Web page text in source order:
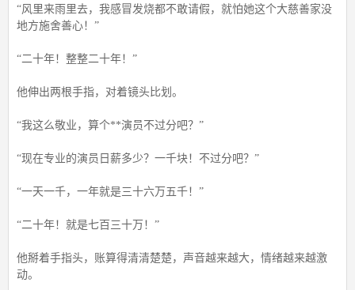
“风里来雨里去，我感冒发烧都不敢请假，就怕她这个大慈善家没
地方施舍善心！”
“二十年！整整二十年！”
他伸出两根手指，对着镜头比划。
“我这么敬业，算个**演员不过分吧？”
“现在专业的演员日薪多少？一千块！不过分吧？”
“一天一千，一年就是三十六万五千！”
“二十年！就是七百三十万！”
他掰着手指头，账算得清清楚楚，声音越来越大，情绪越来越激
动。